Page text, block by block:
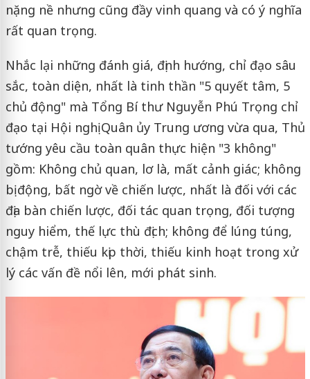
nặng nề nhưng cũng đầy vinh quang và có ý nghĩa
rất quan trọng.
Nhắc lại những đánh giá, định hướng, chỉ đạo sâu
sắc, toàn diện, nhất là tinh thần "5 quyết tâm, 5
chủ động" mà Tổng Bí thư Nguyễn Phú Trọng chỉ
đạo tại Hội nghị Quân ủy Trung ương vừa qua, Thủ
tướng yêu cầu toàn quân thực hiện "3 không"
gồm: Không chủ quan, lơ là, mất cảnh giác; không
bị động, bất ngờ về chiến lược, nhất là đối với các
địa bàn chiến lược, đối tác quan trọng, đối tượng
nguy hiểm, thế lực thù địch; không để lúng túng,
chậm trễ, thiếu kịp thời, thiếu kinh hoạt trong xử
lý các vấn đề nổi lên, mới phát sinh.